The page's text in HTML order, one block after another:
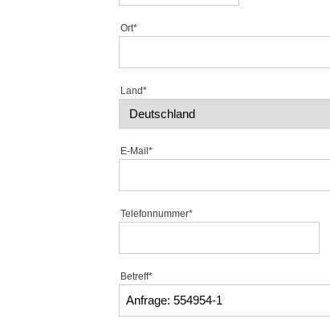
Ort*
Land*
E-Mail*
Telefonnummer*
Betreff*